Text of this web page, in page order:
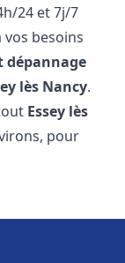
24 et 7j/7
besoins
lès Nancy.
Essey lès
pour